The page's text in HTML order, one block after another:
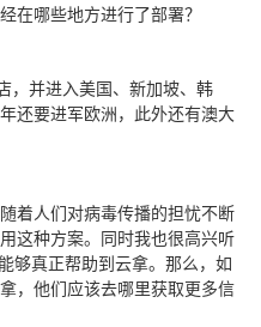
在哪些地方进行了部署？
，并进入美国、新加坡、韩
还要进军欧洲，此外还有澳大
着人们对病毒传播的担忧不断
这种方案。同时我也很高兴听
够真正帮助到云拿。那么，如
，他们应该去哪里获取更多信